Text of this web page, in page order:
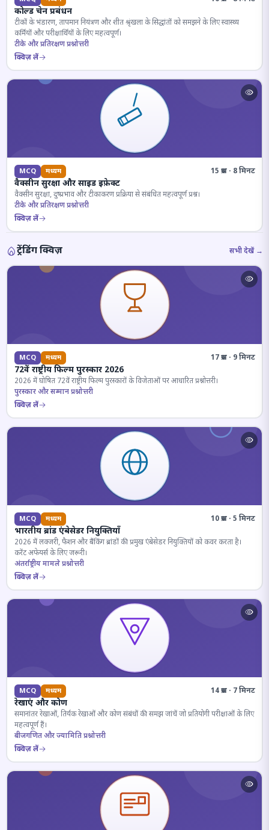
कोल्ड चेन प्रबंधन
टीकों के भंडारण, तापमान नियंत्रण और शीत श्रृंखला के सिद्धांतों को समझने के लिए स्वास्थ्य
कर्मियों और परीक्षार्थियों के लिए महत्वपूर्ण।
टीके और प्रतिरक्षण प्रश्नोत्तरी
क्विज़ लें
MCQ मध्यम 15 प्रश्न · 8 मिनट
वैक्सीन सुरक्षा और साइड इफ़ेक्ट
वैक्सीन सुरक्षा, दुष्प्रभाव और टीकाकरण प्रक्रिया से संबंधित महत्वपूर्ण प्रश्न।
टीके और प्रतिरक्षण प्रश्नोत्तरी
क्विज़ लें
ट्रेंडिंग क्विज़ सभी देखें →
MCQ मध्यम 17 प्रश्न · 9 मिनट
72वें राष्ट्रीय फिल्म पुरस्कार 2026
2026 में घोषित 72वें राष्ट्रीय फिल्म पुरस्कारों के विजेताओं पर आधारित प्रश्नोत्तरी।
पुरस्कार और सम्मान प्रश्नोत्तरी
क्विज़ लें
MCQ मध्यम 10 प्रश्न · 5 मिनट
भारतीय ब्रांड एंबेसेडर नियुक्तियाँ
2026 में लक्जरी, फैशन और बैंकिंग ब्रांडों की प्रमुख एंबेसेडर नियुक्तियों को कवर करता है।
करेंट अफेयर्स के लिए जरूरी।
अंतर्राष्ट्रीय मामले प्रश्नोत्तरी
क्विज़ लें
MCQ मध्यम 14 प्रश्न · 7 मिनट
रेखाएं और कोण
समानांतर रेखाओं, तिर्यक रेखाओं और कोण संबंधों की समझ जांचें जो प्रतियोगी परीक्षाओं के लिए
महत्वपूर्ण हैं।
बीजगणित और ज्यामिति प्रश्नोत्तरी
क्विज़ लें